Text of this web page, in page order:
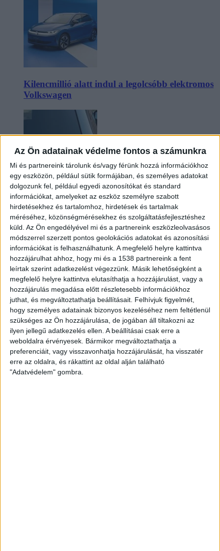
Az Ön adatainak védelme fontos a számunkra
Mi és partnereink tárolunk és/vagy férünk hozzá információkhoz
egy eszközön, például sütik formájában, és személyes adatokat
dolgozunk fel, például egyedi azonosítókat és standard
információkat, amelyeket az eszköz személyre szabott
hirdetésekhez és tartalomhoz, hirdetések és tartalmak
méréséhez, közönségmérésekhez és szolgáltatásfejlesztéshez
küld. Az Ön engedélyével mi és a partnereink eszközleolvasásos
módszerrel szerzett pontos geolokációs adatokat és azonosítási
információkat is felhasználhatunk. A megfelelő helyre kattintva
hozzájárulhat ahhoz, hogy mi és a 1538 partnereink a fent
leírtak szerint adatkezelést végezzünk. Másik lehetőségként a
megfelelő helyre kattintva elutasíthatja a hozzájárulást, vagy a
hozzájárulás megadása előtt részletesebb információkhoz
juthat, és megváltoztathatja beállításait. Felhívjuk figyelmét,
hogy személyes adatainak bizonyos kezeléséhez nem feltétlenül
szükséges az Ön hozzájárulása, de jogában áll tiltakozni az
ilyen jellegű adatkezelés ellen. A beállításai csak erre a
weboldalra érvényesek. Bármikor megváltoztathatja a
preferenciáit, vagy visszavonhatja hozzájárulását, ha visszatér
erre az oldalra, és rákattint az oldal alján található
"Adatvédelem" gombra.
Kilencmillió alatt indul a legolcsóbb elektromos
Volkswagen
Hoppon maradtak a villanyautós támogatási
program utolsó pályázói
Bővíti kínálatát a Cupra – érkezik az olcsóbb
Raval